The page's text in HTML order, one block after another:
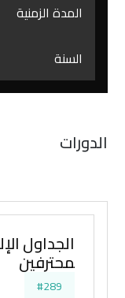
الدورات
محترفين
#289